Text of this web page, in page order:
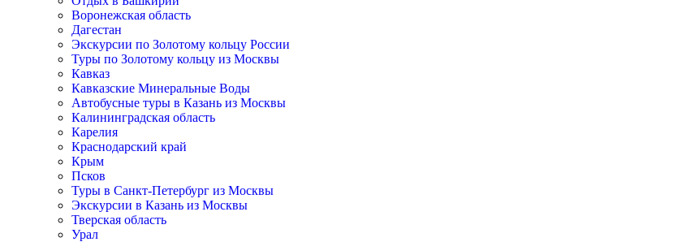
Воронежская область
Дагестан
Экскурсии по Золотому кольцу России
Туры по Золотому кольцу из Москвы
Кавказ
Кавказские Минеральные Воды
Автобусные туры в Казань из Москвы
Калининградская область
Карелия
Краснодарский край
Крым
Псков
Туры в Санкт-Петербург из Москвы
Экскурсии в Казань из Москвы
Тверская область
Урал